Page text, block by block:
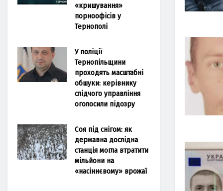
«кришування»
порноофісів у
Тернополі
У поліції
Тернопільщини
проходять масштабні
обшуки: керівнику
слідчого управління
оголосили підозру
Соя під снігом: як
державна дослідна
станція могла втратити
мільйони на
«насіннєвому» врожаї